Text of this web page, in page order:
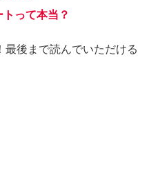
って本当？
最後まで読んでいただける